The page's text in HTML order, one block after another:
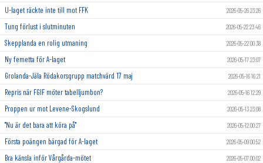
U-laget räckte inte till mot FFK 2026-05-26 23:26
Tung förlust i slutminuten 2026-05-22 23:46
Skepplanda en rolig utmaning 2026-05-22 00:38
Ny femetta för A-laget 2026-05-17 23:07
Grolanda-Jäla Rödakorsgrupp matchvärd 17 maj 2026-05-16 16:21
Repris när FGIF möter tabelljumbon? 2026-05-16 12:29
Proppen ur mot Levene-Skogslund 2026-05-13 23:08
"Nu är det bara att köra på" 2026-05-12 00:27
Första poängen bärgad för A-laget 2026-05-09 00:52
Bra känsla inför Vårgårda-mötet 2026-05-07 00:02